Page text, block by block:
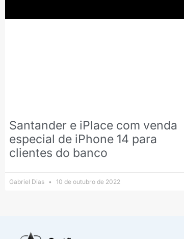
Santander e iPlace com venda
especial de iPhone 14 para
clientes do banco
Gabriel Dias 10 de outubro de 2022